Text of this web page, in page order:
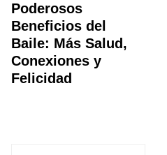
Poderosos
Beneficios del
Baile: Más Salud,
Conexiones y
Felicidad